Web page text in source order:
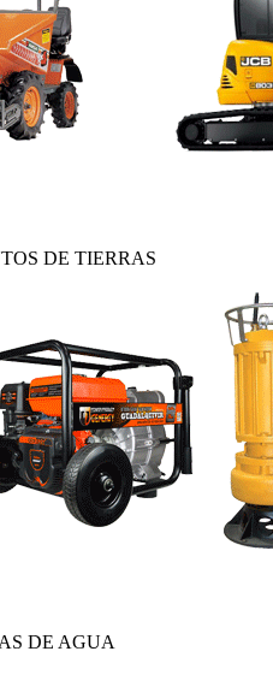
DE TIERRAS
DE AGUA